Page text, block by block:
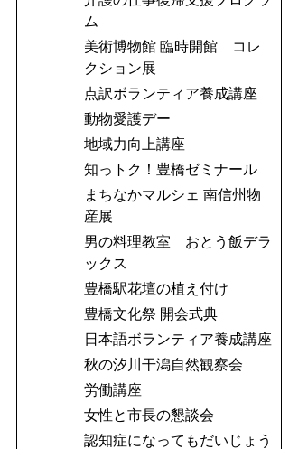
ム
美術博物館 臨時開館 コレ
クション展
点訳ボランティア養成講座
動物愛護デー
地域力向上講座
知っトク！豊橋ゼミナール
まちなかマルシェ 南信州物
産展
男の料理教室 おとう飯デラ
ックス
豊橋駅花壇の植え付け
豊橋文化祭 開会式典
日本語ボランティア養成講座
秋の汐川干潟自然観察会
労働講座
女性と市長の懇談会
認知症になってもだいじょう